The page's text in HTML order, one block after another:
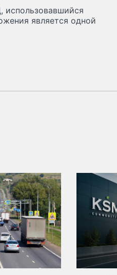
использовавшийся
является одной